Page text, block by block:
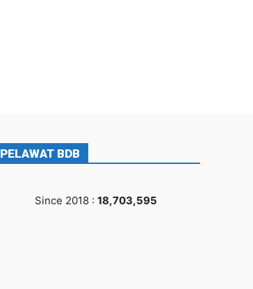
PELAWAT BDB
Since 2018 : 18,703,595